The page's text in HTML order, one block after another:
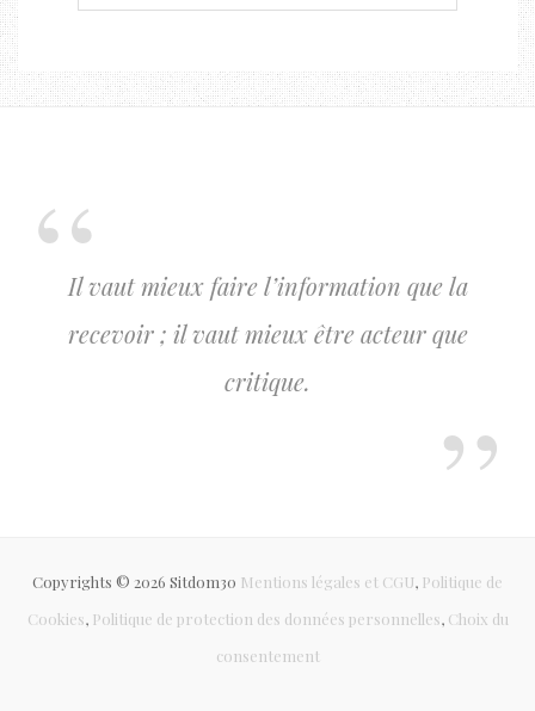
Il vaut mieux faire l’information que la
recevoir ; il vaut mieux être acteur que
critique.
Copyrights © 2026 Sitdom30 Mentions légales et CGU, Politique de
Cookies, Politique de protection des données personnelles, Choix du
consentement